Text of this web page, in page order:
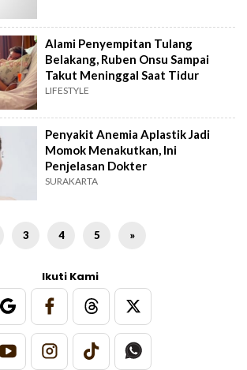
Alami Penyempitan Tulang
Belakang, Ruben Onsu Sampai
Takut Meninggal Saat Tidur
LIFESTYLE
Penyakit Anemia Aplastik Jadi
Momok Menakutkan, Ini
Penjelasan Dokter
SURAKARTA
3 4 5 »
Ikuti Kami